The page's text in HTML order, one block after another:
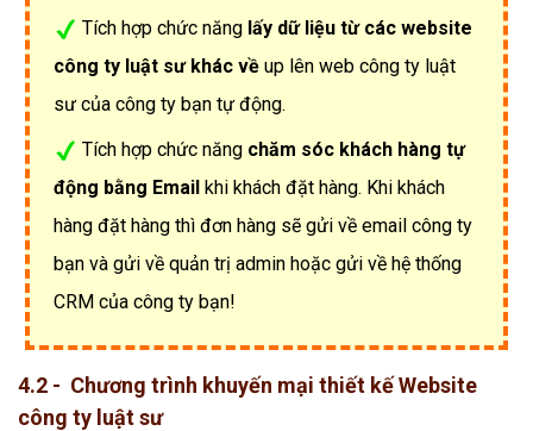
Tích hợp chức năng lấy dữ liệu từ các website
công ty luật sư khác về up lên web công ty luật
sư của công ty bạn tự động.
Tích hợp chức năng chăm sóc khách hàng tự
động bằng Email khi khách đặt hàng. Khi khách
hàng đặt hàng thì đơn hàng sẽ gửi về email công ty
bạn và gửi về quản trị admin hoặc gửi về hệ thống
CRM của công ty bạn!
4.2 - Chương trình khuyến mại thiết kế Website
công ty luật sư